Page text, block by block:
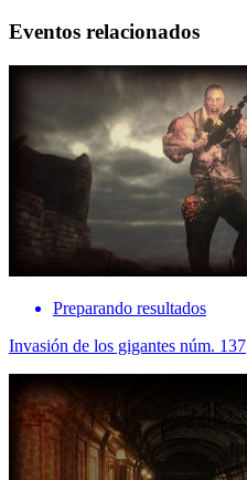
Eventos relacionados
Preparando resultados
Invasión de los gigantes núm. 137